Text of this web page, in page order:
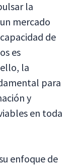
la
mercado
de
es
la
para
y
en toda
enfoque de